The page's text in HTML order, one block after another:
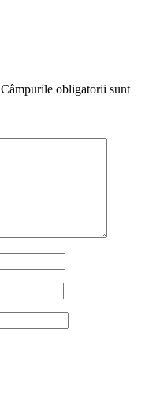
Câmpurile obligatorii sunt